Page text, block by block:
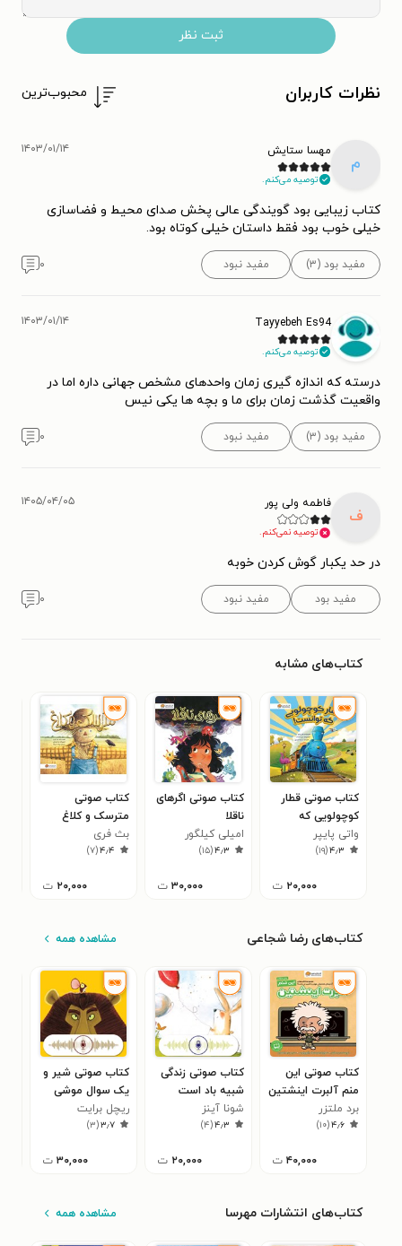
ثبت نظر
نظرات کاربران محبوب‌ترین
م
مهسا ستایش
توصیه می‌کنم.
۱۴۰۳/۰۱/۱۴
کتاب زیبایی بود گویندگی عالی پخش صدای محیط و فضاسازی
خیلی خوب بود فقط داستان خیلی کوتاه بود.
مفید بود (۳) مفید نبود ۰
Tayyebeh Es94
توصیه می‌کنم.
۱۴۰۳/۰۱/۱۴
درسته که اندازه گیری زمان واحدهای مشخص جهانی داره اما در
واقعیت گذشت زمان برای ما و بچه ها یکی نیس
مفید بود (۳) مفید نبود ۰
ف
فاطمه ولی پور
توصیه نمی‌کنم.
۱۴۰۵/۰۴/۰۵
در حد یکبار گوش کردن خوبه
مفید بود مفید نبود ۰
کتاب‌های مشابه
کتاب صوتی قطار
کوچولویی که
توانست!
واتی پایپر
۴٫۳(۱۹)
۲۰,۰۰۰ ت
کتاب صوتی اگرهای
ناقلا
امیلی کیلگور
۴٫۳(۱۵)
۳۰,۰۰۰ ت
کتاب صوتی
مترسک و کلاغ
بث فری
۴٫۴(۷)
۲۰,۰۰۰ ت
کتاب‌های رضا شجاعی مشاهده همه
کتاب صوتی این
منم آلبرت اینشتین
برد ملتزر
۴٫۶(۱۰)
۴۰,۰۰۰ ت
کتاب صوتی زندگی
شبیه باد است
شونا آینز
۴٫۳(۴)
۲۰,۰۰۰ ت
کتاب صوتی شیر و
یک سوال موشی
ریچل برایت
۳٫۷(۳)
۳۰,۰۰۰ ت
کتاب‌های انتشارات مهرسا مشاهده همه